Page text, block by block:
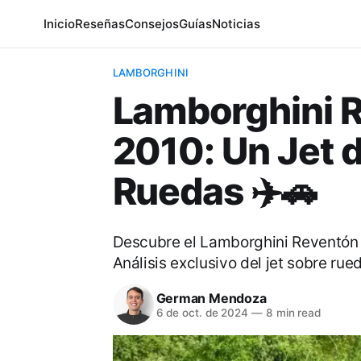
InicioReseñasConsejosGuíasNoticias
LAMBORGHINI
Lamborghini
2010: Un Jet
Ruedas ✈️🚗
Descubre el Lamborghini
Análisis exclusivo del jet sobre
German Mendoza
6 de oct. de 2024 —8 min read